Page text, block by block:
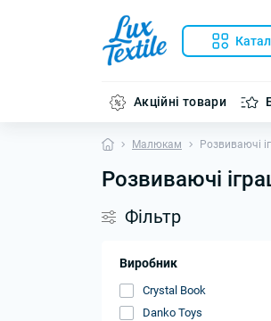
Акційні товари
Малюкам Розвиваючі
Розвиваючі
Фільтр
Виробник
Crystal Book
Danko Toys